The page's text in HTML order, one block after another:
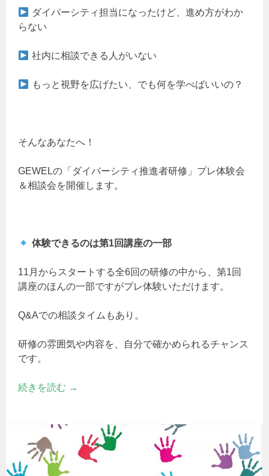
ダイバーシティ担当になったけど、進め方がわか
らない
社内に相談できる人がいない
もっと視野を広げたい、でも何を学べばいいの？
そんなあなたへ！
GEWELの「ダイバーシティ推進者研修」プレ体験会
＆相談会を開催します。
体験できるのは第1回講座の一部
11月からスタートする全6回の研修の中から、第1回
講座のほんの一部ですがプレ体験いただけます。
Q&Aでの相談タイムもあり。
研修の雰囲気や内容を、自分で確かめられるチャンス
です。
続きを読む →